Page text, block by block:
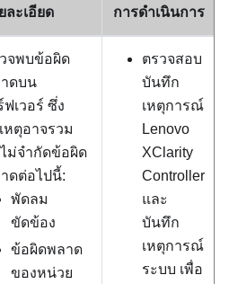
ละเอียด การดำเนินการ
จพบข้อผิด
ดบน
ฟเวอร์ ซึ่ง
หตุอาจรวม
ม่จำกัดข้อผิด
ดต่อไปนี้:
พัดลม
ขัดข้อง
ข้อผิดพลาด
ของหน่วย
ตรวจสอบ
บันทึก
เหตุการณ์
Lenovo
XClarity
Controller
และ
บันทึก
เหตุการณ์
ระบบ เพื่อ